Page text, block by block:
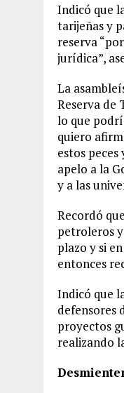
Indicó que
tarijeñas y
reserva
jurídica”,
La
Reserva de
lo que
quiero
estos
apelo a la
y a las
Recordó
petroleros
plazo y si
entonces
Indicó que
defensores
proyectos
realizando